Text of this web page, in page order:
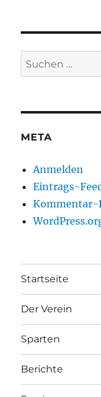
Suche
nach:
META
Anmelden
Eintrags-
Kommentar-
Startseite
Der Verein
Sparten
Berichte